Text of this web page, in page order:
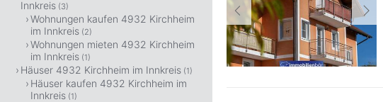
Innkreis (3)
Wohnungen kaufen 4932 Kirchheim
im Innkreis (2)
Wohnungen mieten 4932 Kirchheim
im Innkreis (1)
Häuser 4932 Kirchheim im Innkreis (1)
Häuser kaufen 4932 Kirchheim im
Innkreis (1)